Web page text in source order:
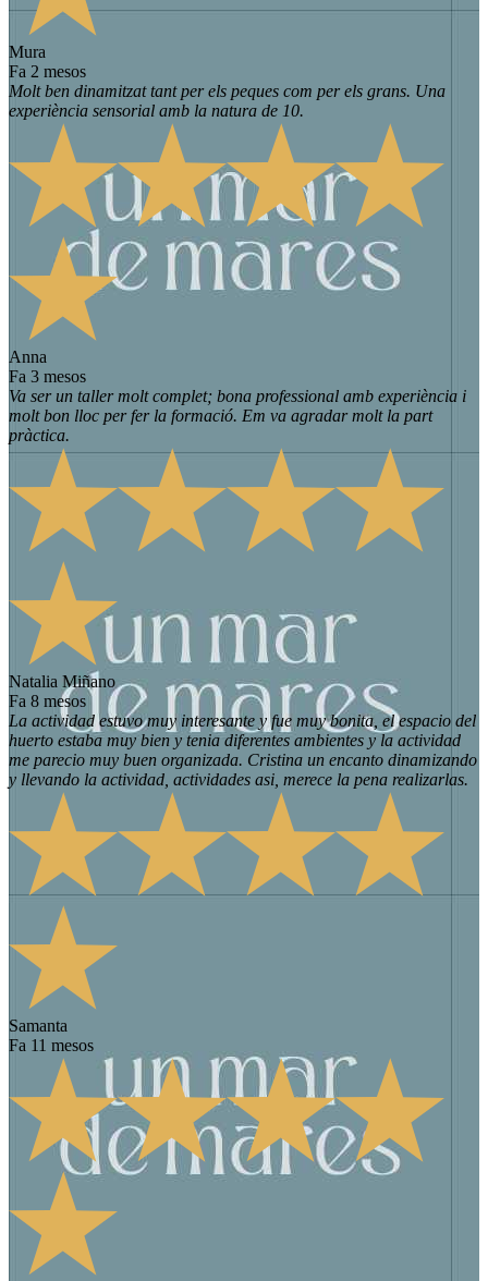
Mura
fa 2 mesos
Molt ben dinamitzat tant per els peques com per els grans. Una
experiència sensorial amb la natura de 10.
Anna
fa 3 mesos
Va ser un taller molt complet; bona professional amb experiència i
molt bon lloc per fer la formació. Em va agradar molt la part
pràctica.
Natalia Miñano
fa 8 mesos
La actividad estuvo muy interesante y fue muy bonita, el espacio del
huerto estaba muy bien y tenia diferentes ambientes y la actividad
me parecio muy buen organizada. Cristina un encanto dinamizando
y llevando la actividad, actividades asi, merece la pena realizarlas.
Samanta
fa 11 mesos